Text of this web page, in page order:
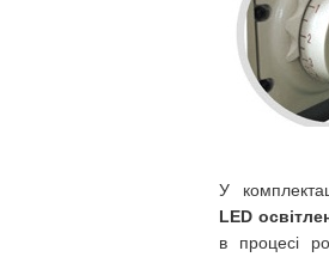
У
LED
в процесі